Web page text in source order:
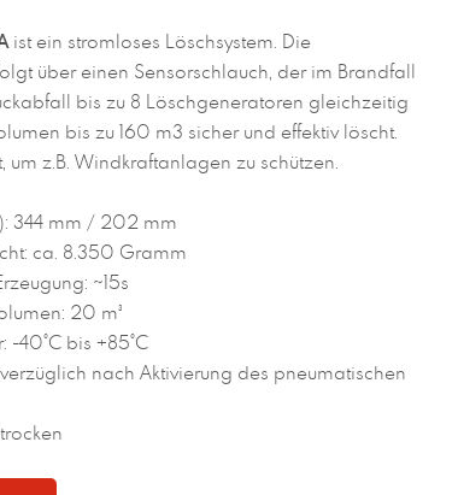
ist ein stromloses Löschsystem. Die
über einen Sensorschlauch, der im Brandfall
bis zu 8 Löschgeneratoren gleichzeitig
bis zu 160 m3 sicher und effektiv löscht.
um z.B. Windkraftanlagen zu schützen.
344 mm / 202 mm
ca. 8.350 Gramm
~15s
20 m³
-40°C bis +85°C
nach Aktivierung des pneumatischen